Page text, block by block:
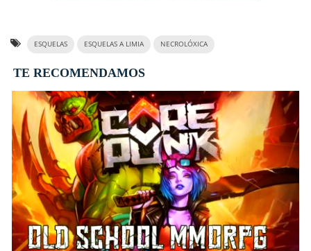
ESQUELAS ESQUELAS A LIMIA NECROLÓXICA
TE RECOMENDAMOS